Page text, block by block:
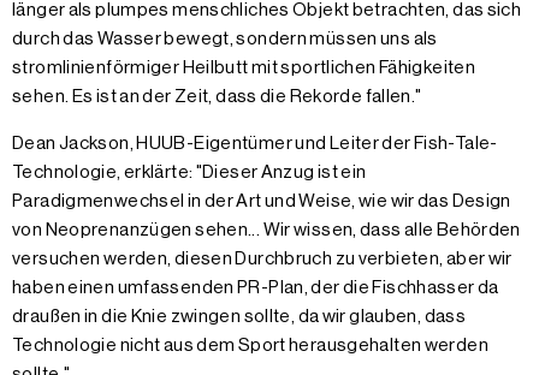
länger als plumpes menschliches Objekt betrachten, das sich
durch das Wasser bewegt, sondern müssen uns als
stromlinienförmiger Heilbutt mit sportlichen Fähigkeiten
sehen. Es ist an der Zeit, dass die Rekorde fallen."
Dean Jackson, HUUB-Eigentümer und Leiter der Fish-Tale-
Technologie, erklärte: "Dieser Anzug ist ein
Paradigmenwechsel in der Art und Weise, wie wir das Design
von Neoprenanzügen sehen... Wir wissen, dass alle Behörden
versuchen werden, diesen Durchbruch zu verbieten, aber wir
haben einen umfassenden PR-Plan, der die Fischhasser da
draußen in die Knie zwingen sollte, da wir glauben, dass
Technologie nicht aus dem Sport herausgehalten werden